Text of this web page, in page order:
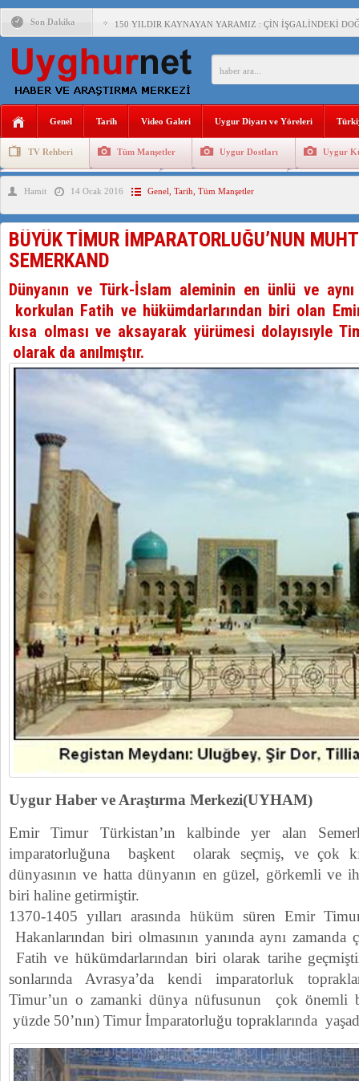
Son Dakika 150 YILDIR KAYNAYAN YARAMIZ : ÇİN İŞGALİNDEKİ
ÇİN’İN UYGUR POLİTİKALARINI ÖVEN DİYANET
ÇİN’İN ANKARA BÜYÜKELÇİSİ JİANG’İN TRABZON
İŞGALCİ ÇİN’DEN “FETİHLER SULTANI
İŞGALCİ ÇİN,DOĞU TÜRKİSTAN’DA EN AZ 143 BİN
Genel Tarih Video Galeri Uygur Diyarı ve Yöreleri
TV Rehberi Tüm Manşetler Uygur Dostları Uygur
Uygurlarda Düğün ve Cenaze
Hamit 14 Ocak 2016 Genel Tarih Tüm Manşetler
BÜYÜK TİMUR İMPARATORLUĞU’NUN
SEMERKAND
Dünyanın ve Türk-İslam aleminin en ünlü ve
korkulan Fatih ve hükümdarlarından biri olan Emir
kısa olması ve aksayarak yürümesi dolayısıyle
olarak da anılmıştır.
Uygur Haber ve Araştırma Merkezi(UYHAM)
Emir Timur Türkistan’ın kalbinde yer alan
imparatorluğuna başkent olarak seçmiş, ve çok
dünyasının ve hatta dünyanın en güzel, görkemli ve
biri haline getirmiştir.
1370-1405 yılları arasında hüküm süren Emir
Hakanlarından biri olmasının yanında aynı
Fatih ve hükümdarlarından biri olarak tarihe
sonlarında Avrasya’da kendi imparatorluk
Timur’un o zamanki dünya nüfusunun çok önemli
yüzde 50’nın) Timur İmparatorluğu topraklarında